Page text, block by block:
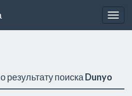
результату поиска Dunyo